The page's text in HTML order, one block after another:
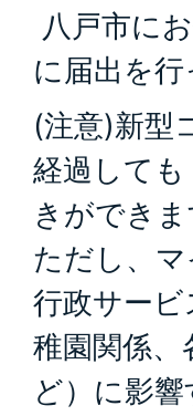
八戸市に
に届出を行
(注意)新型
経過して
きができま
ただし、
行政サービ
稚園関係、
ど）に影